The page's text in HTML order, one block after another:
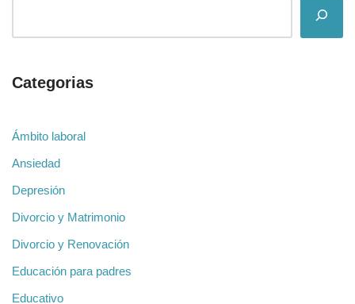
Categorias
Ámbito laboral
Ansiedad
Depresión
Divorcio y Matrimonio
Divorcio y Renovación
Educación para padres
Educativo